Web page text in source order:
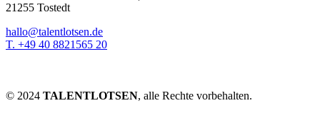
21255 Tostedt
hallo@talentlotsen.de
T. +49 40 8821565 20
© 2024 TALENTLOTSEN, alle Rechte vorbehalten.